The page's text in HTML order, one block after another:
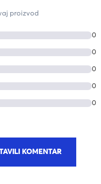
0
0
0
0
0
proizvod
KOMENTAR